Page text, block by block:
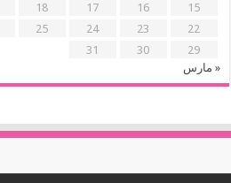
15
16
17
18
22
23
24
25
29
30
31
« مارس